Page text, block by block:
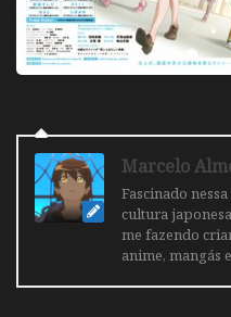
Marcelo
Fascinado
cultura
me fazendo
anime, mangás